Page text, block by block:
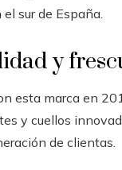
sur de España.
y
esta marca en
y cuellos
de clientas.